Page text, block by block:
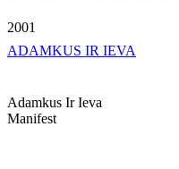
2001
ADAMKUS IR IEVA
Adamkus Ir Ieva
Manifest